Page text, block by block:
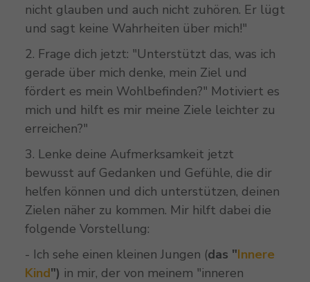
nicht glauben und auch nicht zuhören. Er lügt
und sagt keine Wahrheiten über mich!"
2. Frage dich jetzt: "Unterstützt das, was ich
gerade über mich denke, mein Ziel und
fördert es mein Wohlbefinden?" Motiviert es
mich und hilft es mir meine Ziele leichter zu
erreichen?"
3. Lenke deine Aufmerksamkeit jetzt
bewusst auf Gedanken und Gefühle, die dir
helfen können und dich unterstützen, deinen
Zielen näher zu kommen. Mir hilft dabei die
folgende Vorstellung:
- Ich sehe einen kleinen Jungen (das "Innere
Kind") in mir, der von meinem "inneren